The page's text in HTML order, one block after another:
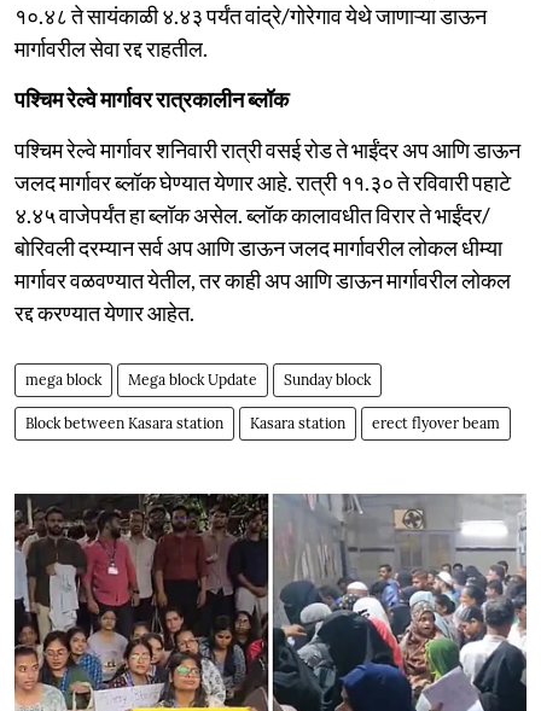
१०.४८ ते सायंकाळी ४.४३ पर्यंत वांद्रे/गोरेगाव येथे जाणाऱ्या डाऊन
मार्गावरील सेवा रद्द राहतील.
पश्चिम रेल्वे मार्गावर रात्रकालीन ब्लॉक
पश्चिम रेल्वे मार्गावर शनिवारी रात्री वसई रोड ते भाईंदर अप आणि डाऊन
जलद मार्गावर ब्लॉक घेण्यात येणार आहे. रात्री ११.३० ते रविवारी पहाटे
४.४५ वाजेपर्यंत हा ब्लॉक असेल. ब्लॉक कालावधीत विरार ते भाईंदर/
बोरिवली दरम्यान सर्व अप आणि डाऊन जलद मार्गावरील लोकल धीम्या
मार्गावर वळवण्यात येतील, तर काही अप आणि डाऊन मार्गावरील लोकल
रद्द करण्यात येणार आहेत.
mega block Mega block Update Sunday block
Block between Kasara station Kasara station erect flyover beam